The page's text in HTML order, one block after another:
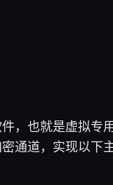
，也就是虚拟专
通道，实现以下主